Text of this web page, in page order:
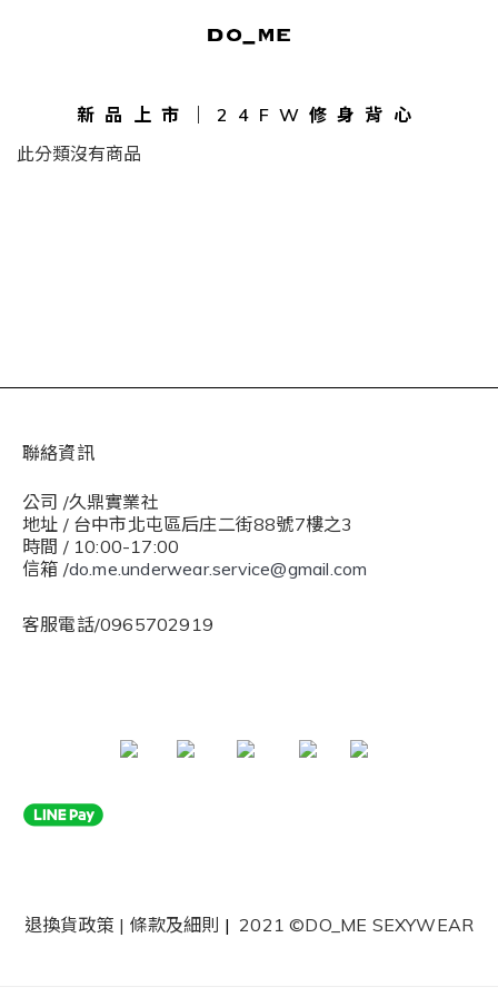
新品上市｜24FW修身背心
此分類沒有商品
聯絡資訊
公司 /久鼎實業社
地址 / 台中市北屯區后庄二街88號7樓之3
時間 / 10:00-17:00
信箱 /do.me.underwear.service@gmail.com
客服電話/0965702919
退換貨政策 | 條款及細則 | 2021 ©DO_ME SEXYWEAR